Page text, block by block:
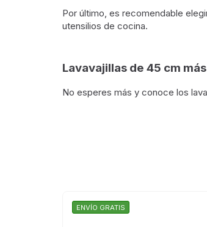
Por último, es recomendable
utensilios de cocina.
Lavavajillas de 45 cm
No esperes más y conoce los
ENVÍO GRATIS